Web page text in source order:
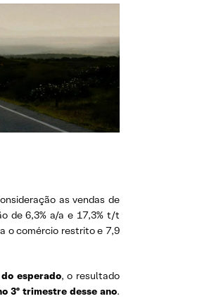
as vendas de
de 6,3% a/a e 17,3% t/t
o comércio restrito e 7,9
esperado, o resultado
3º trimestre desse ano.